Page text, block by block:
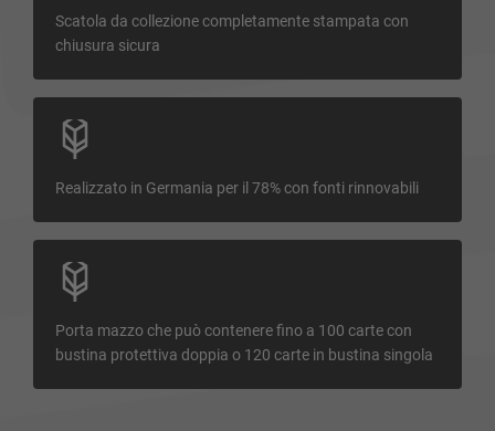
Scatola da collezione completamente stampata con
chiusura sicura
Realizzato in Germania per il 78% con fonti rinnovabili
Porta mazzo che può contenere fino a 100 carte con
bustina protettiva doppia o 120 carte in bustina singola